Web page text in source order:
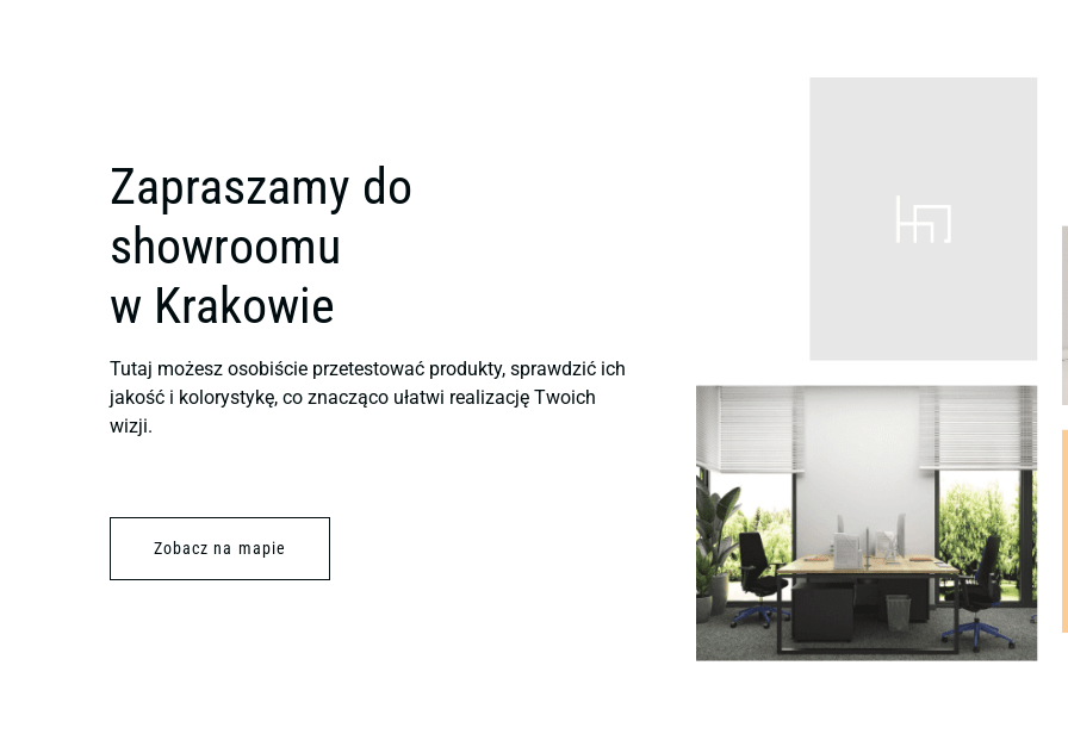
Zapraszamy do
showroomu
w Krakowie
Tutaj możesz osobiście przetestować produkty, sprawdzić ich
jakość i kolorystykę, co znacząco ułatwi realizację Twoich
wizji.
Zobacz na mapie